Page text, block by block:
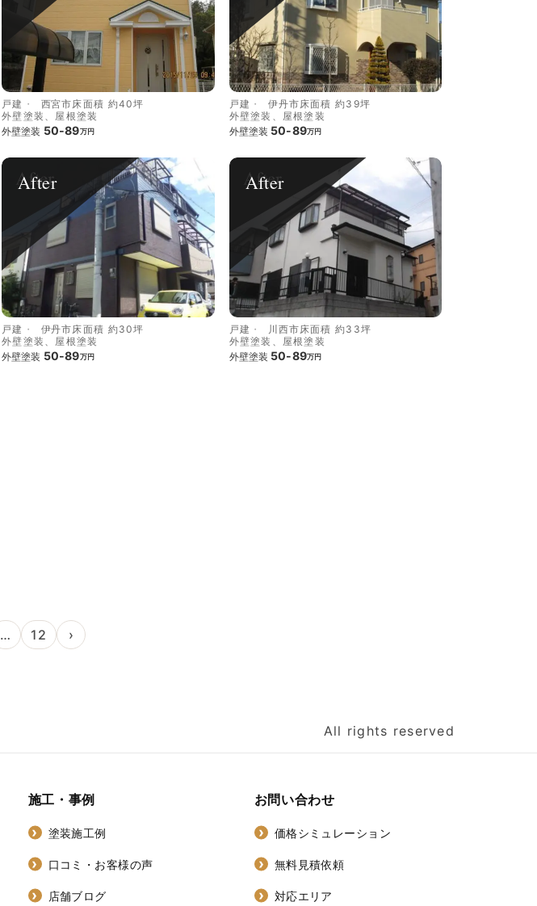
戸建 西宮市床面積 約40坪
外壁塗装、屋根塗装
外壁塗装 50-89万円
戸建 伊丹市床面積 約39坪
外壁塗装、屋根塗装
外壁塗装 50-89万円
After
戸建 伊丹市床面積 約30坪
外壁塗装、屋根塗装
外壁塗装 50-89万円
After
戸建 川西市床面積 約33坪
外壁塗装、屋根塗装
外壁塗装 50-89万円
… 12 ›
All rights reserved
施工・事例
塗装施工例
口コミ・お客様の声
店舗ブログ
お問い合わせ
価格シミュレーション
無料見積依頼
対応エリア